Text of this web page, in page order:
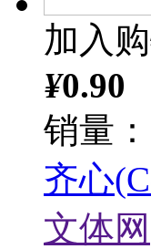
加入
¥0.90
销量
齐心
文体网